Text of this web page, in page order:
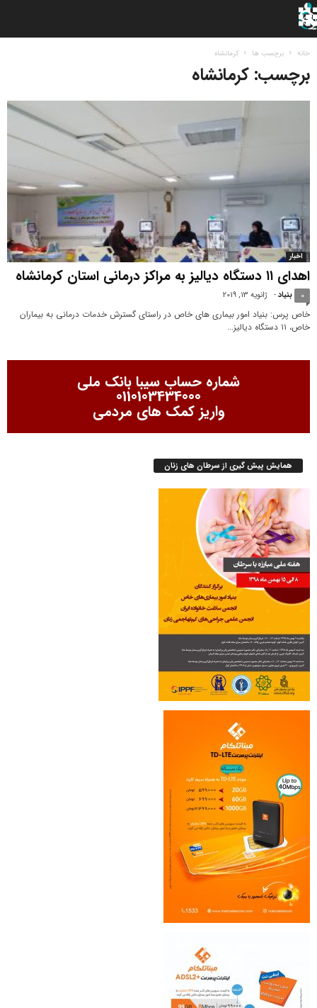
خانه برچسب ها کرمانشاه
برچسب: کرمانشاه
اخبار
اهدای ۱۱ دستگاه دیالیز به مراکز درمانی استان کرمانشاه
بنیاد- ژانویه 13, 2019 0
خاص پرس: بنیاد امور بیماری های خاص در راستای گسترش خدمات درمانی به بیماران
خاص، ۱۱ دستگاه دیالیز...
شماره حساب سیبا بانک ملی
0110103434000
واریز کمک های مردمی
همایش پیش گیری از سرطان های زنان